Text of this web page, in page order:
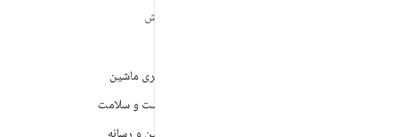
کاوش
یادگیری ماشین
بهداشت و سلامت
دوربین و رسانه